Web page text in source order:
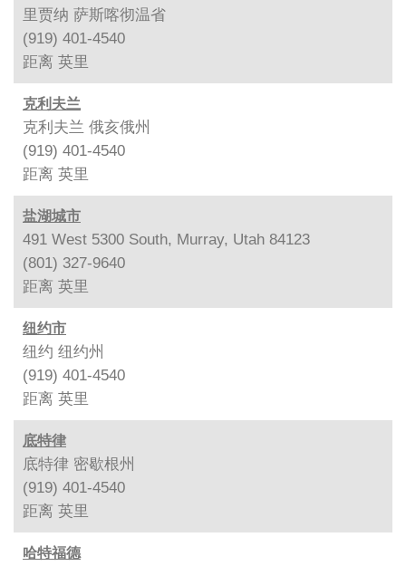
里贾纳 萨斯喀彻温省
(919) 401-4540
距离 英里
克利夫兰
克利夫兰 俄亥俄州
(919) 401-4540
距离 英里
盐湖城市
491 West 5300 South, Murray, Utah 84123
(801) 327-9640
距离 英里
纽约市
纽约 纽约州
(919) 401-4540
距离 英里
底特律
底特律 密歇根州
(919) 401-4540
距离 英里
哈特福德